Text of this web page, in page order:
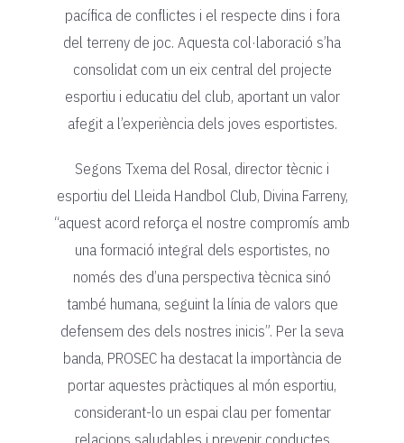
pacífica de conflictes i el respecte dins i fora
del terreny de joc. Aquesta col·laboració s’ha
consolidat com un eix central del projecte
esportiu i educatiu del club, aportant un valor
afegit a l’experiència dels joves esportistes.
Segons Txema del Rosal, director tècnic i
esportiu del Lleida Handbol Club, Divina Farreny,
“aquest acord reforça el nostre compromís amb
una formació integral dels esportistes, no
només des d’una perspectiva tècnica sinó
també humana, seguint la línia de valors que
defensem des dels nostres inicis”. Per la seva
banda, PROSEC ha destacat la importància de
portar aquestes pràctiques al món esportiu,
considerant-lo un espai clau per fomentar